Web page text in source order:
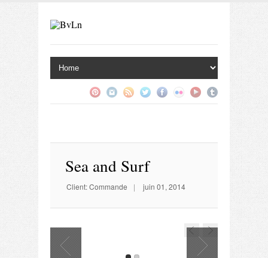
Sea and Surf
Client: Commande | juin 01, 2014